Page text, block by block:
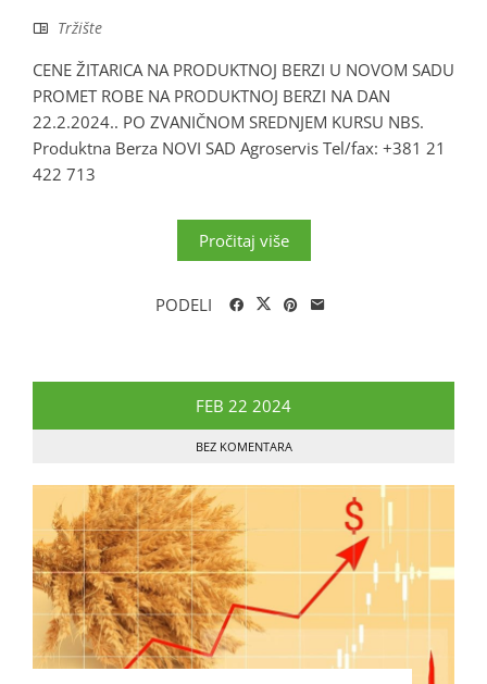
Tržište
CENE ŽITARICA NA PRODUKTNOJ BERZI U NOVOM SADU
PROMET ROBE NA PRODUKTNOJ BERZI NA DAN
22.2.2024.. PO ZVANIČNOM SREDNJEM KURSU NBS.
Produktna Berza NOVI SAD Agroservis Tel/fax: +381 21
422 713
Pročitaj više
PODELI
FEB 22 2024
BEZ KOMENTARA